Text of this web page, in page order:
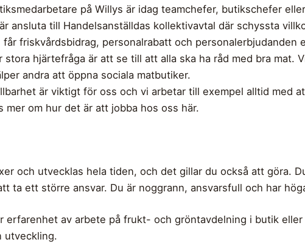
på Willys är idag teamchefer, butikschefer
ansluta till Handelsanställdas kollektivavtal där schyssta
får friskvårdsbidrag, personalrabatt och personalerbjudanden
stora hjärtefråga är att se till att alla ska ha råd med bra mat.
andra att öppna sociala matbutiker.
är viktigt för oss och vi arbetar till exempel alltid med
mer om hur det är att jobba hos oss här.
och utvecklas hela tiden, och det gillar du också att göra.
ta ett större ansvar. Du är noggrann, ansvarsfull och har
erfarenhet av arbete på frukt- och gröntavdelning i butik
utveckling.